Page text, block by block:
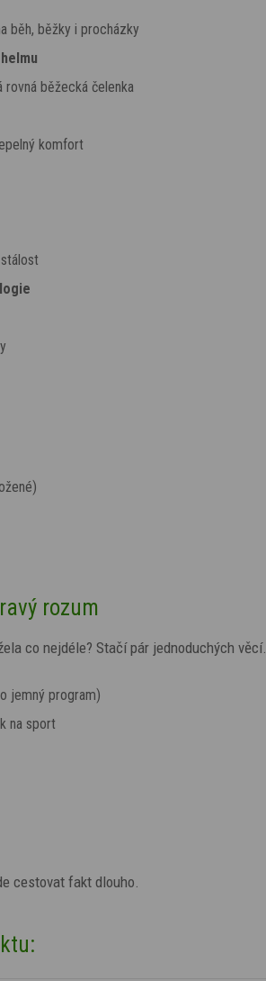
běh, běžky i procházky
běžecká čelenka
komfort
rozum
co nejdéle? Stačí pár jednoduchých věcí.
jemný program)
na sport
cestovat fakt dlouho.